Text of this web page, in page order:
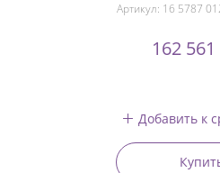
Артикул: 16 5787
162
Добавить к